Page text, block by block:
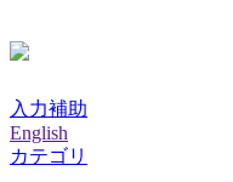
入力補助
English
カテゴリ